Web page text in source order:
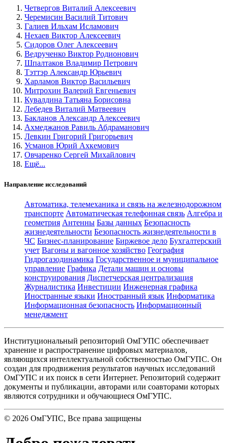
Четвергов Виталий Алексеевич
Черемисин Василий Титович
Галиев Ильхам Исламович
Нехаев Виктор Алексеевич
Сидоров Олег Алексеевич
Ведрученко Виктор Родионович
Шпалтаков Владимир Петрович
Тэттэр Александр Юрьевич
Харламов Виктор Васильевич
Митрохин Валерий Евгеньевич
Кувалдина Татьяна Борисовна
Лебедев Виталий Матвеевич
Бакланов Александр Алексеевич
Ахмеджанов Равиль Абдраманович
Левкин Григорий Григорьевич
Усманов Юрий Ахкемович
Овчаренко Сергей Михайлович
Ещё...
Направление исследований
Автоматика, телемеханика и связь на железнодорожном
транспорте Автоматическая телефонная связь Алгебра и
геометрия Антенны Базы данных Безопасность
жизнедеятельности Безопасность жизнедеятельности в
ЧС Бизнес-планирование Биржевое дело Бухгалтерский
учет Вагоны и вагонное хозяйство География
Гидрогазодинамика Государственное и муниципальное
управление Графика Детали машин и основы
конструирования Диспетчерская централизация
Журналистика Инвестиции Инженерная графика
Иностранные языки Иностранный язык Информатика
Информационная безопасность Информационный
менеджмент
Институциональный репозиторий ОмГУПС обеспечивает
хранение и распространение цифровых материалов,
являющихся интеллектуальной собственностью ОмГУПС. Он
создан для продвижения результатов научных исследований
ОмГУПС и их поиск в сети Интернет. Репозиторий содержит
документы и публикации, авторами или соавторами которых
являются сотрудники и обучающиеся ОмГУПС.
© 2026 ОмГУПС, Все права защищены